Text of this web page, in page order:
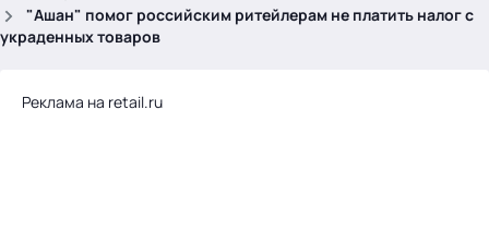
"Ашан" помог российским ритейлерам не платить налог с
украденных товаров
Реклама на retail.ru